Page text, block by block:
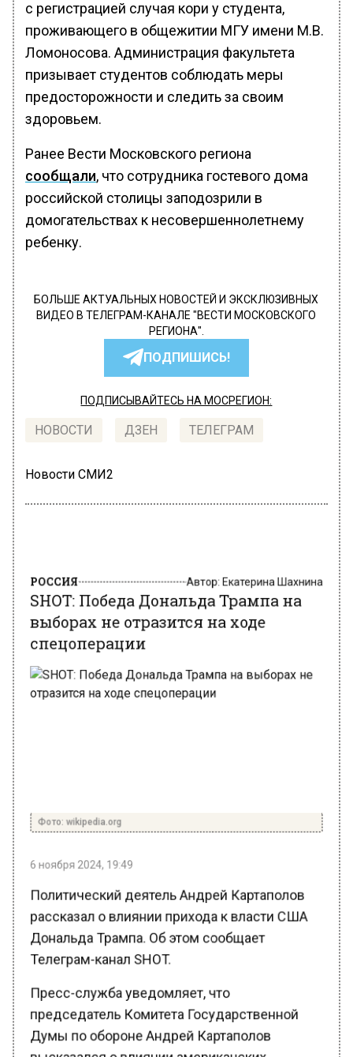
с регистрацией случая кори у студента,
проживающего в общежитии МГУ имени М.В.
Ломоносова. Администрация факультета
призывает студентов соблюдать меры
предосторожности и следить за своим
здоровьем.
Ранее Вести Московского региона
сообщали, что сотрудника гостевого дома
российской столицы заподозрили в
домогательствах к несовершеннолетнему
ребенку.
БОЛЬШЕ АКТУАЛЬНЫХ НОВОСТЕЙ И ЭКСКЛЮЗИВНЫХ
ВИДЕО В ТЕЛЕГРАМ-КАНАЛЕ "ВЕСТИ МОСКОВСКОГО
РЕГИОНА".
ПОДПИШИСЬ!
ПОДПИСЫВАЙТЕСЬ НА МОСРЕГИОН:
НОВОСТИ ДЗЕН ТЕЛЕГРАМ
Новости СМИ2
SHOT: Победа Дональда Трампа на
выборах не отразится на ходе
спецоперации
рассказал о влиянии прихода к власти США
Дональда Трампа. Об этом сообщает
Телеграм-канал SHOT.
председатель Комитета Государственной
Думы по обороне Андрей Картаполов
высказался о влиянии американских